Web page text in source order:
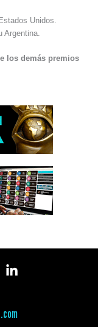
Unidos.
Argentina.
los demás premios